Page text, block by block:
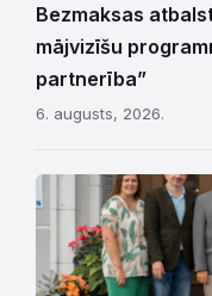
Bezmaksas
mājvizīšu
partnerība”
6. augusts, 2026.